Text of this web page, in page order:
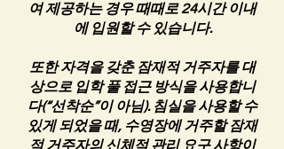
여 제공하는 경우 때때로 24시간 이내
에 입원할 수 있습니다.
또한 자격을 갖춘 잠재적 거주자를 대
상으로 입학 풀 접근 방식을 사용합니
다(“선착순”이 아님). 침실을 사용할 수
있게 되었을 때, 수영장에 거주할 잠재
적 거주자의 신체적 관리 요구 사항이